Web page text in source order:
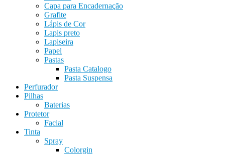
Capa para Encadernação
Grafite
Lápis de Cor
Lapis preto
Lapiseira
Papel
Pastas
Pasta Catalogo
Pasta Suspensa
Perfurador
Pilhas
Baterias
Protetor
Facial
Tinta
Spray
Colorgin